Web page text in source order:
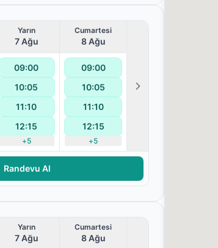
Yarın
7 Ağu
09:00
10:05
11:10
12:15
+5
Cumartesi
8 Ağu
09:00
10:05
11:10
12:15
+5
Randevu Al
Yarın
7 Ağu
Cumartesi
8 Ağu